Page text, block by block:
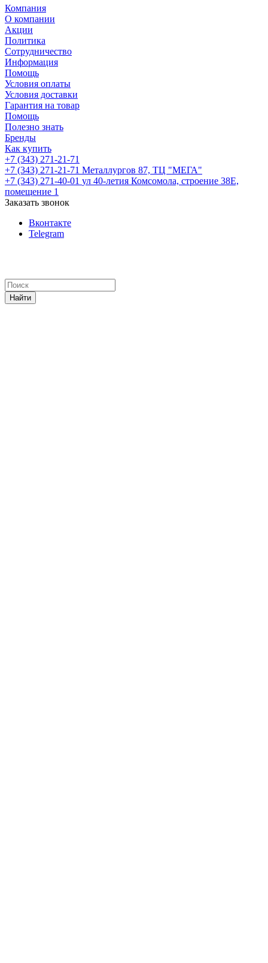
Компания
О компании
Акции
Политика
Сотрудничество
Информация
Помощь
Условия оплаты
Условия доставки
Гарантия на товар
Помощь
Полезно знать
Бренды
Как купить
+7 (343) 271-21-71
+7 (343) 271-21-71 Металлургов 87, ТЦ "МЕГА"
+7 (343) 271-40-01 ул 40-летия Комсомола, строение 38Е,
помещение 1
Заказать звонок
Вконтакте
Telegram
Найти